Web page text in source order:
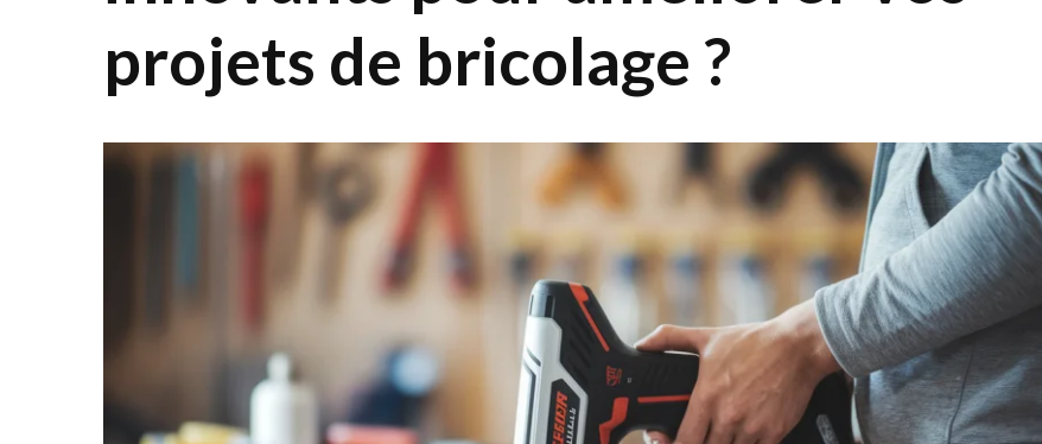
projets de bricolage ?